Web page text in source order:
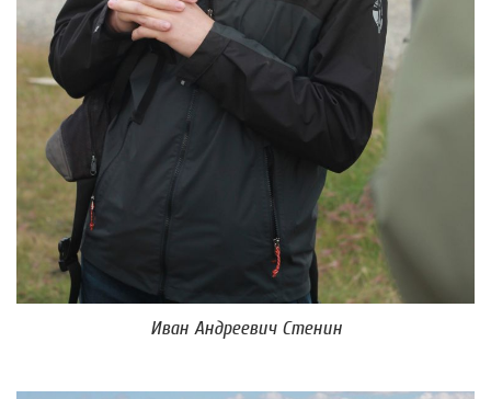
Иван Андреевич Стенин